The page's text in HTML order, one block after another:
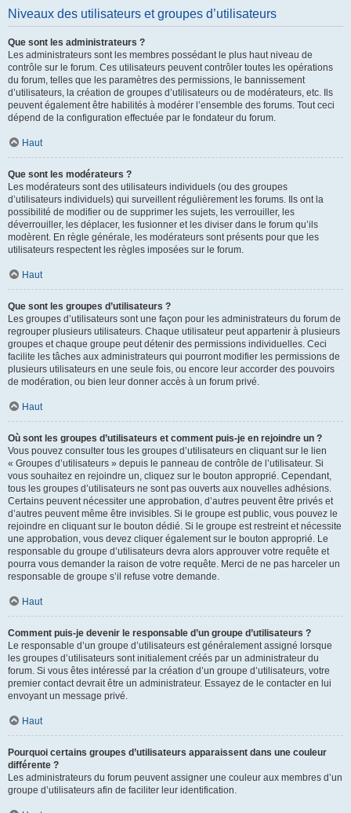
Niveaux des utilisateurs et groupes d’utilisateurs
Que sont les administrateurs ?
Les administrateurs sont les membres possédant le plus haut niveau de
contrôle sur le forum. Ces utilisateurs peuvent contrôler toutes les opérations
du forum, telles que les paramètres des permissions, le bannissement
d’utilisateurs, la création de groupes d’utilisateurs ou de modérateurs, etc. Ils
peuvent également être habilités à modérer l’ensemble des forums. Tout ceci
dépend de la configuration effectuée par le fondateur du forum.
Haut
Que sont les modérateurs ?
Les modérateurs sont des utilisateurs individuels (ou des groupes
d’utilisateurs individuels) qui surveillent régulièrement les forums. Ils ont la
possibilité de modifier ou de supprimer les sujets, les verrouiller, les
déverrouiller, les déplacer, les fusionner et les diviser dans le forum qu’ils
modèrent. En règle générale, les modérateurs sont présents pour que les
utilisateurs respectent les règles imposées sur le forum.
Haut
Que sont les groupes d’utilisateurs ?
Les groupes d’utilisateurs sont une façon pour les administrateurs du forum de
regrouper plusieurs utilisateurs. Chaque utilisateur peut appartenir à plusieurs
groupes et chaque groupe peut détenir des permissions individuelles. Ceci
facilite les tâches aux administrateurs qui pourront modifier les permissions de
plusieurs utilisateurs en une seule fois, ou encore leur accorder des pouvoirs
de modération, ou bien leur donner accès à un forum privé.
Haut
Où sont les groupes d’utilisateurs et comment puis-je en rejoindre un ?
Vous pouvez consulter tous les groupes d’utilisateurs en cliquant sur le lien
« Groupes d’utilisateurs » depuis le panneau de contrôle de l’utilisateur. Si
vous souhaitez en rejoindre un, cliquez sur le bouton approprié. Cependant,
tous les groupes d’utilisateurs ne sont pas ouverts aux nouvelles adhésions.
Certains peuvent nécessiter une approbation, d’autres peuvent être privés et
d’autres peuvent même être invisibles. Si le groupe est public, vous pouvez le
rejoindre en cliquant sur le bouton dédié. Si le groupe est restreint et nécessite
une approbation, vous devez cliquer également sur le bouton approprié. Le
responsable du groupe d’utilisateurs devra alors approuver votre requête et
pourra vous demander la raison de votre requête. Merci de ne pas harceler un
responsable de groupe s’il refuse votre demande.
Haut
Comment puis-je devenir le responsable d’un groupe d’utilisateurs ?
Le responsable d’un groupe d’utilisateurs est généralement assigné lorsque
les groupes d’utilisateurs sont initialement créés par un administrateur du
forum. Si vous êtes intéressé par la création d’un groupe d’utilisateurs, votre
premier contact devrait être un administrateur. Essayez de le contacter en lui
envoyant un message privé.
Haut
Pourquoi certains groupes d’utilisateurs apparaissent dans une couleur
différente ?
Les administrateurs du forum peuvent assigner une couleur aux membres d’un
groupe d’utilisateurs afin de faciliter leur identification.